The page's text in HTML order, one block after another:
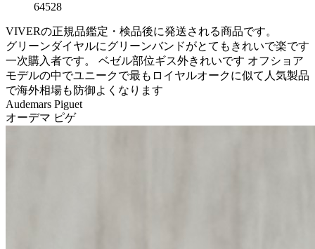
64528
VIVERの正規品鑑定・検品後に発送される商品です。
グリーンダイヤルにグリーンバンドがとてもきれいで楽です
一次購入者です。 ベゼル部位ギス外きれいです オフショア
モデルの中でユニークで最もロイヤルオークに似て人気製品
で海外相場も防御よくなります
Audemars Piguet
オーデマ ピゲ